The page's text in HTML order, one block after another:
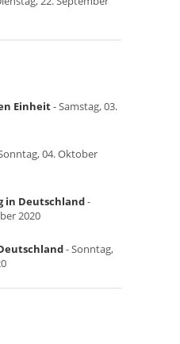
Einheit- Samstag, 03.
04. Oktober
in Deutschland-
2020
- Sonntag,